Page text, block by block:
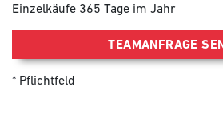
Einzelkäufe 365 Tage im Jahr
TEAMANFRAGE
Pflichtfeld